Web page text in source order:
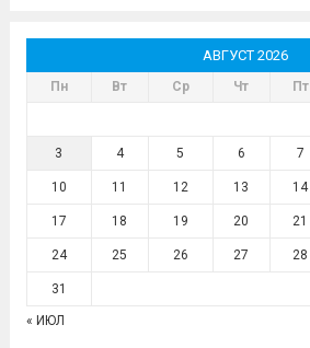
АВГУСТ 2026
Пн Вт Ср Чт Пт
3 4 5 6 7
10 11 12 13 14
17 18 19 20 21
24 25 26 27 28
31
« ИЮЛ